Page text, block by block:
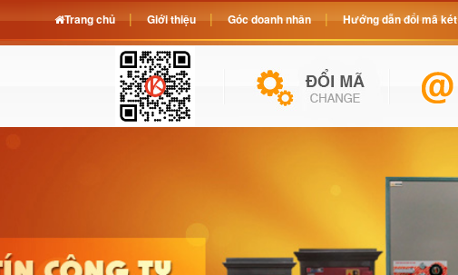
Trang chủ Giới thiệu Góc doanh nhân Hướng dẫn đổi mã két